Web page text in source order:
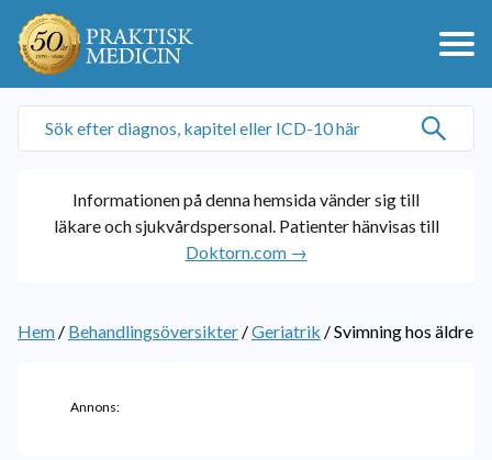
Informationen på denna hemsida vänder sig till
läkare och sjukvårdspersonal. Patienter hänvisas till
Doktorn.com →
Hem / Behandlingsöversikter /Geriatrik /Svimning hos äldre
Annons: